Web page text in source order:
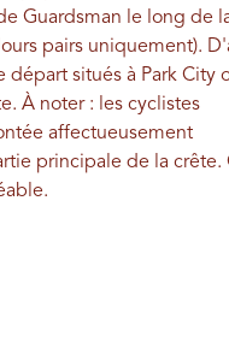
Guardsman le long de
pairs uniquement).
situés à Park City
À noter : les cyclistes
affectueusement
principale de la crête.